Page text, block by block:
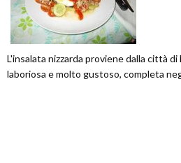
L'insalata nizzarda proviene dalla città
laboriosa e molto gustoso, completa